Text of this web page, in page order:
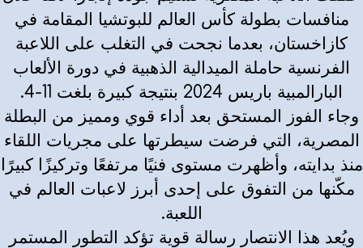
منافسات بطولة كأس العالم للبوتشيا المقامة في
كازاخستان، بعدما نجحت في التغلب على اللاعبة
الفرنسية حاملة الميدالية الذهبية في دورة الألعاب
البارالمبية باريس 2024 بنتيجة كبيرة بلغت 11-4.
وجاء الفوز المستحق بعد أداء قوي ومميز من البطلة
المصرية، التي فرضت سيطرتها على مجريات اللقاء
منذ بدايته، وأظهرت مستوى فنيًا مرتفعًا وتركيزًا كبيرًا
مكّنها من التفوق على إحدى أبرز لاعبات العالم في
اللعبة.
ويُعد هذا الانتصار رسالة قوية تؤكد التطور المستمر